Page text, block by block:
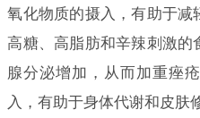
氧化物质的摄入，有助于减
高糖、高脂肪和辛辣刺激
腺分泌增加，从而加重痤
入，有助于身体代谢和皮肤